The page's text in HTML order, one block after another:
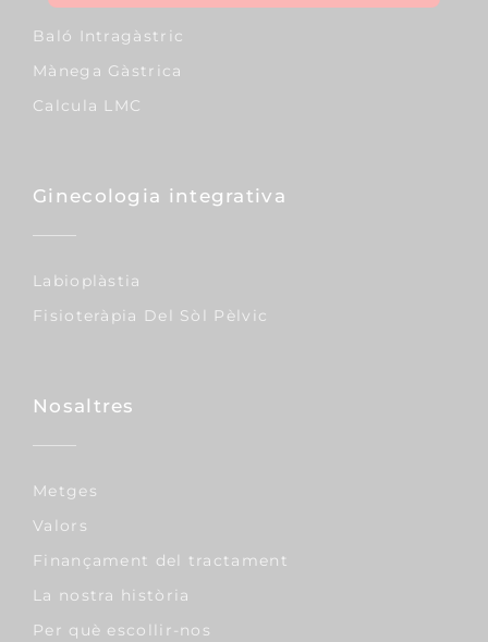
Baló Intragàstric
Mànega Gàstrica
Calcula LMC
Ginecologia integrativa
Labioplàstia
Fisioteràpia Del Sòl Pèlvic
Nosaltres
Metges
Valors
Finançament del tractament
La nostra història
Per què escollir-nos